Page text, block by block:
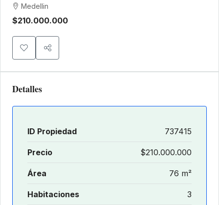
Medellin
$210.000.000
Detalles
ID Propiedad 737415
Precio $210.000.000
Área 76 m²
Habitaciones 3